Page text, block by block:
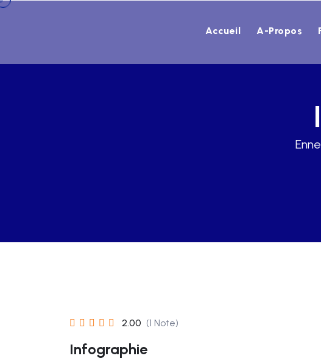
Accueil A-Propos
2.00 (1 Note)
Infographie